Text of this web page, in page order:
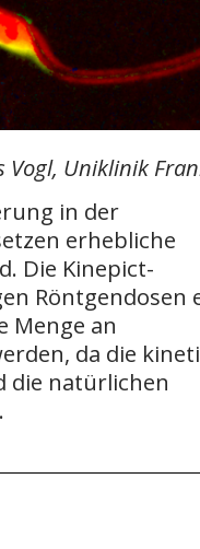
Vogl, Uniklinik
in der
erhebliche
Die Kinepict-
Röntgendosen
Menge an
da die
die natürlichen